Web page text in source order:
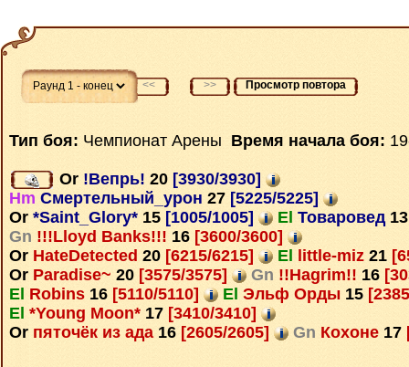
<< >> Просмотр повтора
Тип боя: Чемпионат Арены Время начала боя:
Or !Вепрь! 20 [3930/3930]
Hm Смертельный_урон 27 [5225/5225]
Or *Saint_Glory* 15 [1005/1005] El Товаровед 13
Gn !!!Lloyd Banks!!! 16 [3600/3600]
Or HateDetected 20 [6215/6215] El little-miz 21
Or Paradise~ 20 [3575/3575] Gn !!Hagrim!! 16
El Robins 16 [5110/5110] El Эльф Орды 15
El *Young Moon* 17 [3410/3410]
Or пяточёк из ада 16 [2605/2605] Gn Кохоне 17